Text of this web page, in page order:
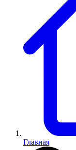
Главная